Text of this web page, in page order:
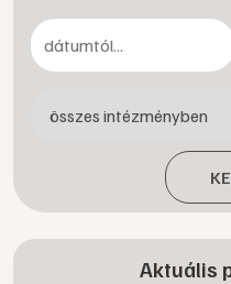
Aktuális